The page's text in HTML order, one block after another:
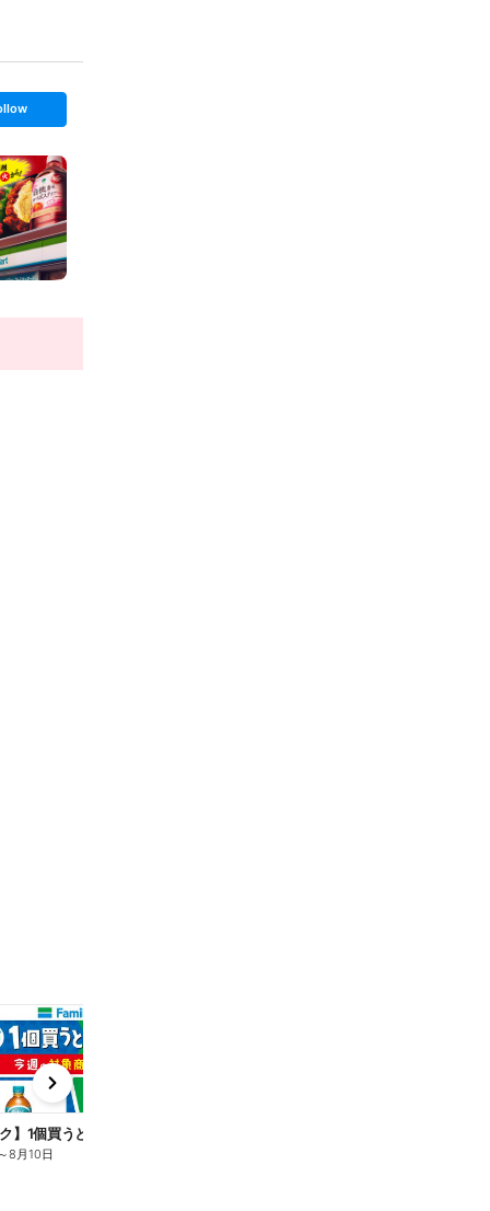
ク】1個買うと1個もらえる/麦茶
～8月10日
e
x
t